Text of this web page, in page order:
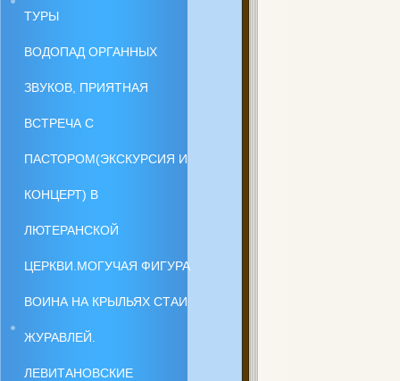
ТУРЫ
ВОДОПАД ОРГАННЫХ
ЗВУКОВ, ПРИЯТНАЯ
ВСТРЕЧА С
ПАСТОРОМ(ЭКСКУРСИЯ И
КОНЦЕРТ) В
ЛЮТЕРАНСКОЙ
ЦЕРКВИ.МОГУЧАЯ ФИГУРА
ВОИНА НА КРЫЛЬЯХ СТАИ
ЖУРАВЛЕЙ.
ЛЕВИТАНОВСКИЕ